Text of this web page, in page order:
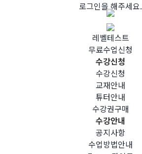
로그인을 해주세요.
레벨테스트
무료수업신청
수강신청
수강신청
교재안내
튜터안내
수강권구매
수강안내
공지사항
수업방법안내